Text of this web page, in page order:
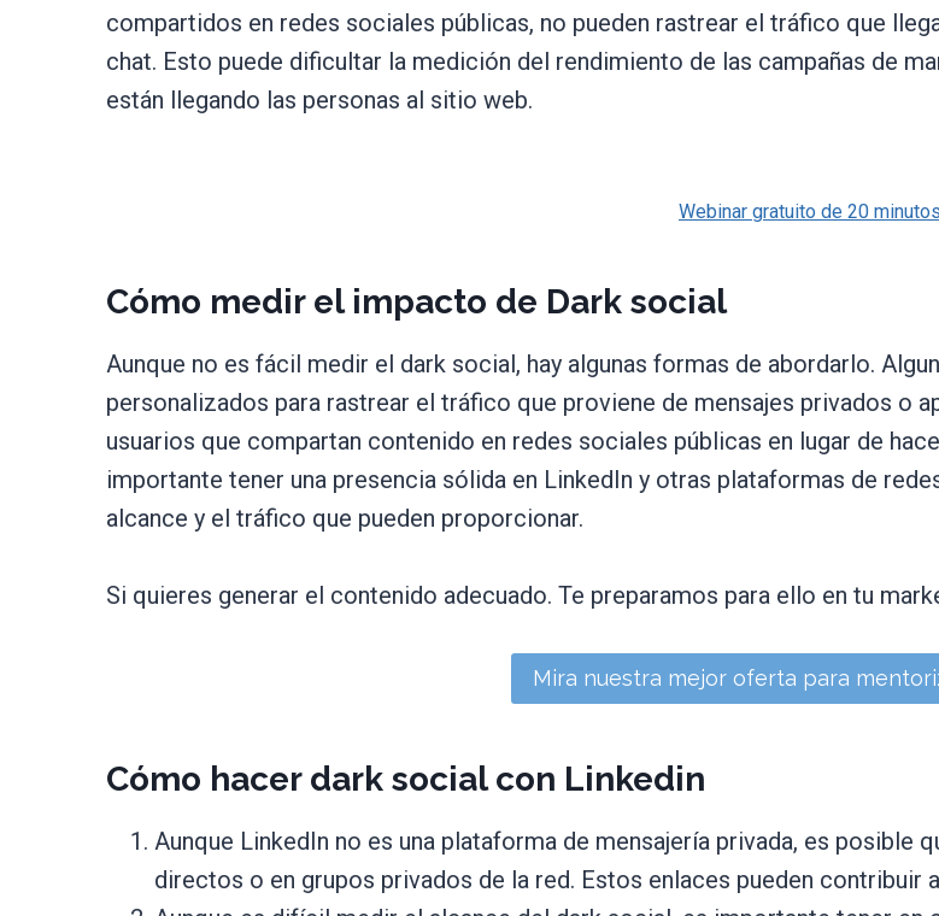
compartidos en redes sociales públicas, no pueden rastrear el tráfico que
chat. Esto puede dificultar la medición del rendimiento de las campañas de
están llegando las personas al sitio web.
Webinar gratuito de 20 minutos
Cómo medir el impacto de Dark social
Aunque no es fácil medir el dark social, hay algunas formas de abordarlo.
personalizados para rastrear el tráfico que proviene de mensajes privados o
usuarios que compartan contenido en redes sociales públicas en lugar de
importante tener una presencia sólida en LinkedIn y otras plataformas de
alcance y el tráfico que pueden proporcionar.
Si quieres generar el contenido adecuado. Te preparamos para ello en tu
Mira nuestra mejor oferta para
Cómo hacer dark social con Linkedin
Aunque LinkedIn no es una plataforma de mensajería privada, es posible
directos o en grupos privados de la red. Estos enlaces pueden contribuir